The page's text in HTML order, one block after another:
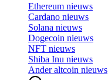
Ethereum nieuws
Cardano nieuws
Solana nieuws
Dogecoin nieuws
NFT nieuws
Shiba Inu nieuws
Ander altcoin nieuws